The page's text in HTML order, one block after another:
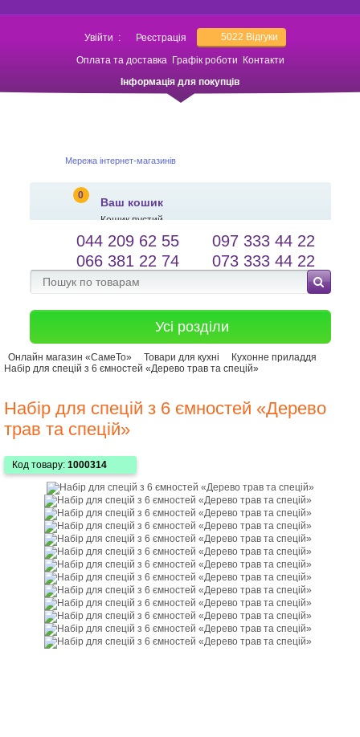
Увійти : Реєстрація 5022 Відгуки
Оплата та доставка Графік роботи
Контакти
Інформація для покупців
Мережа інтернет-магазинів
0
Ваш кошик
Кошик пустий
salessameto@gmail.com
Зворотній зв'язок
Мова сайту
044 209 62 55
097 333 44 22
066 381 22 74
073 333 44 22
Усі розділи
Онлайн магазин «СамеТо» Товари для кухні
Кухонне приладдя
Набір для спецій з 6 ємностей «Дерево трав та спецій»
Набір для спецій з 6 ємностей «Дерево
трав та спецій»
Код товару: 1000314